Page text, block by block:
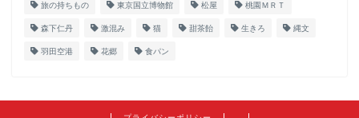
旅の持ちもの 東京国立博物館 松屋 桃園ＭＲＴ
森下仁丹 激混み 猫 甜茶飴 生きろ 縄文
羽田空港 花郷 食パン